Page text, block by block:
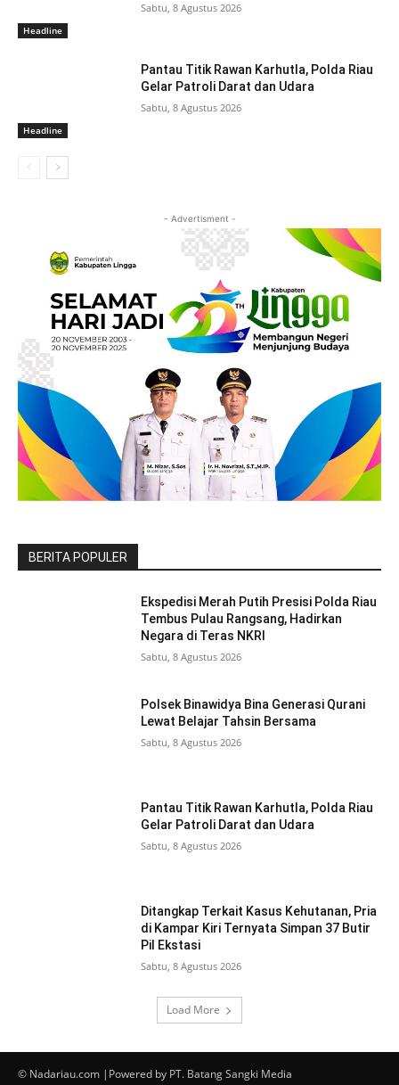
Headline
Sabtu, 8 Agustus 2026
Headline
Pantau Titik Rawan Karhutla, Polda Riau
Gelar Patroli Darat dan Udara
Sabtu, 8 Agustus 2026
- Advertisment -
BERITA POPULER
Ekspedisi Merah Putih Presisi Polda Riau
Tembus Pulau Rangsang, Hadirkan
Negara di Teras NKRI
Sabtu, 8 Agustus 2026
Polsek Binawidya Bina Generasi Qurani
Lewat Belajar Tahsin Bersama
Sabtu, 8 Agustus 2026
Pantau Titik Rawan Karhutla, Polda Riau
Gelar Patroli Darat dan Udara
Sabtu, 8 Agustus 2026
Ditangkap Terkait Kasus Kehutanan, Pria
di Kampar Kiri Ternyata Simpan 37 Butir
Pil Ekstasi
Sabtu, 8 Agustus 2026
Load More
© Nadariau.com |Powered by PT. Batang Sangki Media